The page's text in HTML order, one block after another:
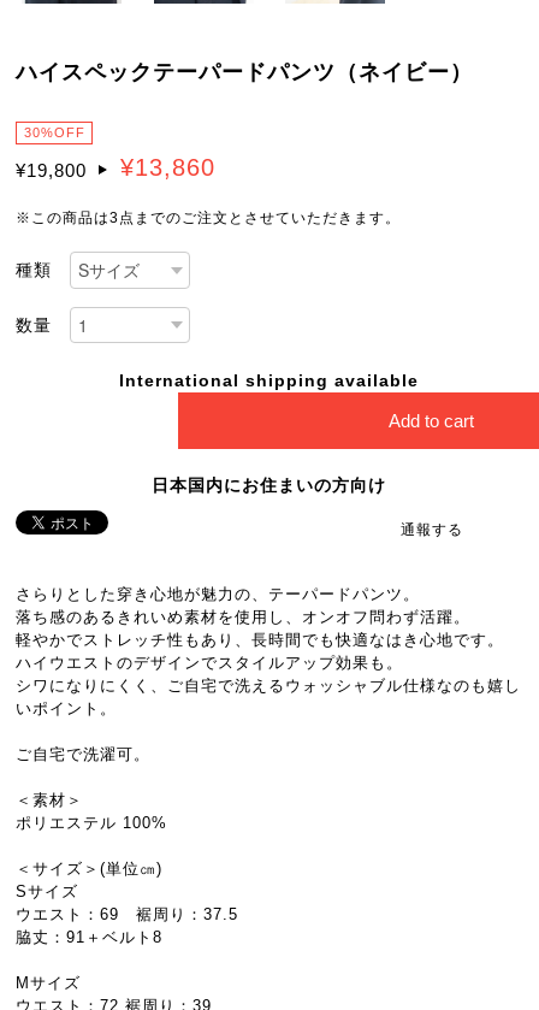
ハイスペックテーパードパンツ（ネイビー）
30%OFF
¥19,800 ¥13,860
※この商品は3点までのご注文とさせていただきます。
種類
数量
International shipping available
Add to cart
日本国内にお住まいの方向け
通報する
さらりとした穿き心地が魅力の、テーパードパンツ。
落ち感のあるきれいめ素材を使用し、オンオフ問わず活躍。
軽やかでストレッチ性もあり、長時間でも快適なはき心地です。
ハイウエストのデザインでスタイルアップ効果も。
シワになりにくく、ご自宅で洗えるウォッシャブル仕様なのも嬉し
いポイント。
ご自宅で洗濯可。
＜素材＞
ポリエステル 100%
＜サイズ＞(単位㎝)
Sサイズ
ウエスト：69 裾周り：37.5
脇丈：91＋ベルト8
Mサイズ
ウエスト：72 裾周り：39